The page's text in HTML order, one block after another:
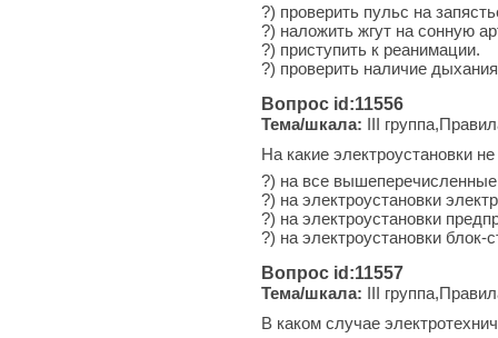
?) проверить пульс на
?) наложить жгут на сонную
?) приступить к реанимации.
?) проверить наличие
Вопрос id:11556
Тема/шкала: III
На какие электроустановки
?) на все
?) на электроустановки
?) на электроустановки
?) на электроустановки блок-
Вопрос id:11557
Тема/шкала: III
В каком случае